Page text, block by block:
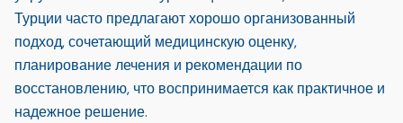
Турции часто предлагают хорошо организованный
подход, сочетающий медицинскую оценку,
планирование лечения и рекомендации по
восстановлению, что воспринимается как практичное и
надежное решение.